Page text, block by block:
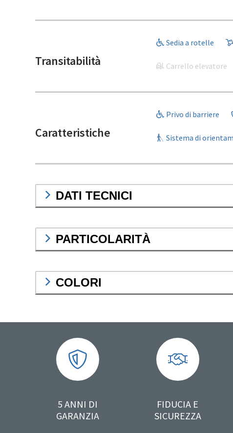
Transitabilità
Sedia a rotelle
Carrello elevatore
Caratteristiche
Privo di barriere
Sistema di
DATI TECNICI
PARTICOLARITÀ
COLORI
5 ANNI DI
GARANZIA
FIDUCIA E
SICUREZZA